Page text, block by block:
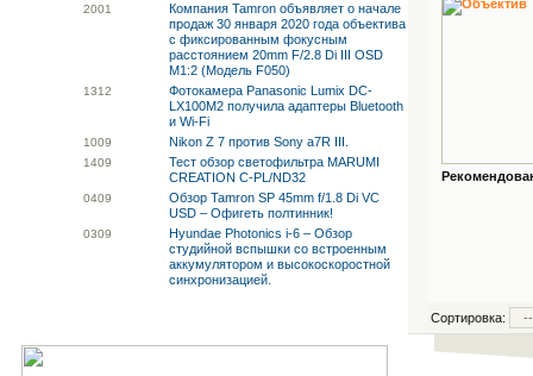
2001
Компания Tamron объявляет о начале
продаж 30 января 2020 года объектива
с фиксированным фокусным
расстоянием 20mm F/2.8 Di III OSD
M1:2 (Модель F050)
1312
Фотокамера Panasonic Lumix DC-
LX100M2 получила адаптеры Bluetooth
и Wi-Fi
1009 Nikon Z 7 против Sony a7R III.
1409
Тест обзор светофильтра MARUMI
CREATION C-PL/ND32
0409
Обзор Tamron SP 45mm f/1.8 Di VC
USD – Офигеть полтинник!
0309
Hyundae Photonics i-6 – Обзор
студийной вспышки со встроенным
аккумулятором и высокоскоростной
синхронизацией.
Сортировка: